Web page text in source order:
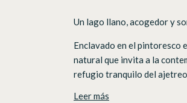
Un lago llano, acogedor y
Enclavado en el pintoresco
natural que invita a la
refugio tranquilo del ajetreo
Leer más